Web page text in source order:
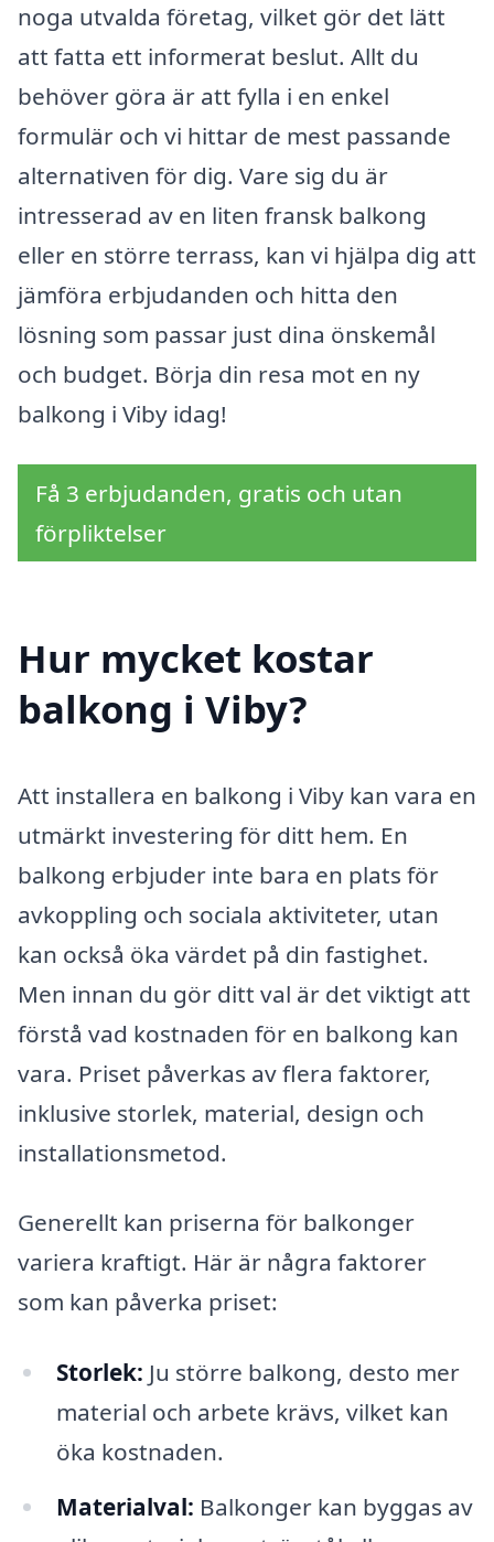
noga utvalda företag, vilket gör det lätt
att fatta ett informerat beslut. Allt du
behöver göra är att fylla i en enkel
formulär och vi hittar de mest passande
alternativen för dig. Vare sig du är
intresserad av en liten fransk balkong
eller en större terrass, kan vi hjälpa dig att
jämföra erbjudanden och hitta den
lösning som passar just dina önskemål
och budget. Börja din resa mot en ny
balkong i Viby idag!
Få 3 erbjudanden, gratis och utan
förpliktelser
Hur mycket kostar
balkong i Viby?
Att installera en balkong i Viby kan vara en
utmärkt investering för ditt hem. En
balkong erbjuder inte bara en plats för
avkoppling och sociala aktiviteter, utan
kan också öka värdet på din fastighet.
Men innan du gör ditt val är det viktigt att
förstå vad kostnaden för en balkong kan
vara. Priset påverkas av flera faktorer,
inklusive storlek, material, design och
installationsmetod.
Generellt kan priserna för balkonger
variera kraftigt. Här är några faktorer
som kan påverka priset:
Storlek: Ju större balkong, desto mer
material och arbete krävs, vilket kan
öka kostnaden.
Materialval: Balkonger kan byggas av